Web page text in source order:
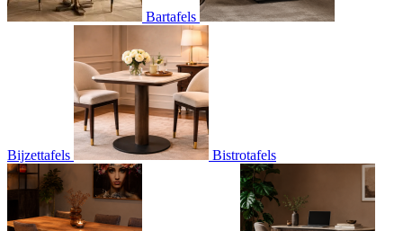
Bartafels
Bijzettafels Bistrotafels